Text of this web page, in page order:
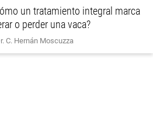
un tratamiento integral marca
o perder una vaca?
C. Hernán Moscuzza